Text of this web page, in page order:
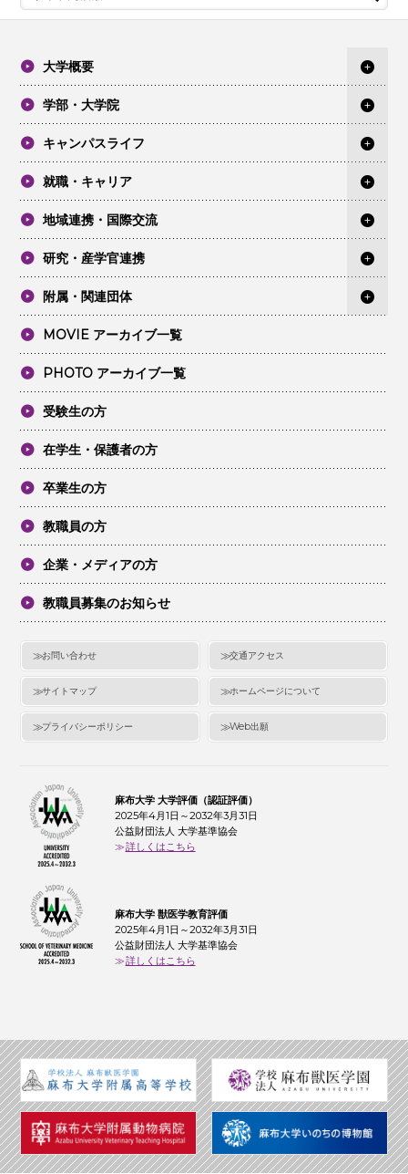
大学概要
学部・大学院
キャンパスライフ
就職・キャリア
地域連携・国際交流
研究・産学官連携
附属・関連団体
MOVIE アーカイブ一覧
PHOTO アーカイブ一覧
受験生の方
在学生・保護者の方
卒業生の方
教職員の方
企業・メディアの方
教職員募集のお知らせ
お問い合わせ 交通アクセス
サイトマップ ホームページについて
プライバシーポリシー Web出願
麻布大学 大学評価（認証評価）
2025年4月1日～2032年3月31日
公益財団法人 大学基準協会
詳しくはこちら
麻布大学 獣医学教育評価
2025年4月1日～2032年3月31日
公益財団法人 大学基準協会
詳しくはこちら